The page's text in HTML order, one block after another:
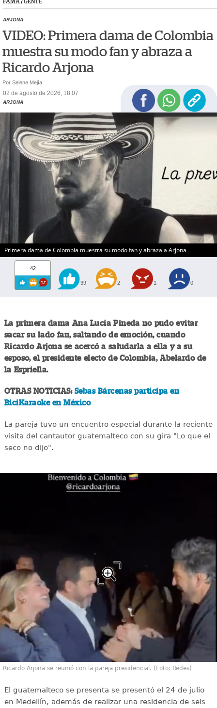
FAMA /GENTE
ARJONA
VIDEO: Primera dama de Colombia
muestra su modo fan y abraza a
Ricardo Arjona
Por Selene Mejía
02 de agosto de 2026, 18:07
ARJONA
Primera dama de Colombia muestra su modo fan y abraza a Arjona
42
39 2 1 0
La primera dama Ana Lucía Pineda no pudo evitar
sacar su lado fan, saltando de emoción, cuando
Ricardo Arjona se acercó a saludarla a ella y a su
esposo, el presidente electo de Colombia, Abelardo de
la Espriella.
OTRAS NOTICIAS: Sebas Bárcenas participa en
BiciKaraoke en México
La pareja tuvo un encuentro especial durante la reciente
visita del cantautor guatemalteco con su gira "Lo que el
seco no dijo".
Ricardo Arjona se reunió con la pareja presidencial. (Foto: Redes)
El guatemalteco se presenta se presentó el 24 de julio
en Medellín, además de realizar una residencia de seis